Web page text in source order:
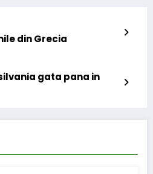
din Grecia
gata pana in